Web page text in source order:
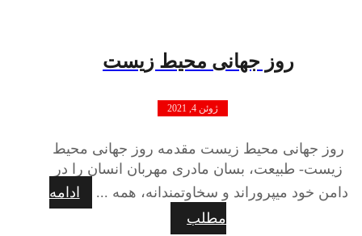
روز جهانی محیط زیست
ژوئن 4, 2021
روز جهانی محیط زیست مقدمه روز جهانی محیط
زیست- طبیعت، بسان مادری مهربان انسان را در
دامن خود میپروراند و سخاوتمندانه، همه ...
ادامه
مطلب